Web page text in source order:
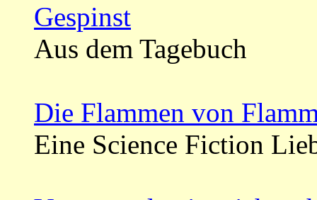
Gespinst
Aus dem Tagebuch
Die Flammen von
Eine Science Fiction